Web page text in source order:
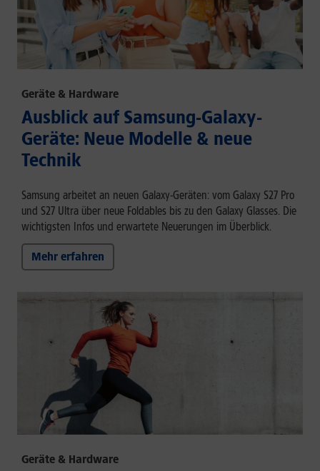
Geräte & Hardware
Ausblick auf Samsung-Galaxy-
Geräte: Neue Modelle & neue
Technik
Samsung arbeitet an neuen Galaxy-Geräten: vom Galaxy S27 Pro
und S27 Ultra über neue Foldables bis zu den Galaxy Glasses. Die
wichtigsten Infos und erwartete Neuerungen im Überblick.
Mehr erfahren
Geräte & Hardware